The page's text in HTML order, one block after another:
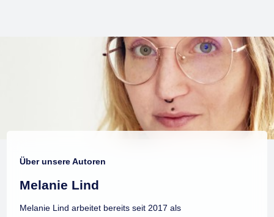
Über unsere Autoren
Melanie Lind
Melanie Lind arbeitet bereits seit 2017 als